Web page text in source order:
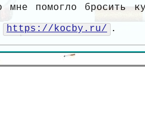
помогло бросить
https://kocby.ru/ .